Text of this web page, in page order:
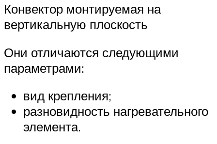
Конвектор монтируемая на
вертикальную плоскость
Они отличаются следующими
параметрами:
вид крепления;
разновидность нагревательного
элемента.